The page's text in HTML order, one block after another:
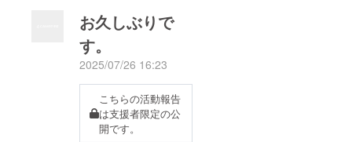
お久しぶりで
す。
2025/07/26 16:23
こちらの活動報告
は支援者限定の公
開です。